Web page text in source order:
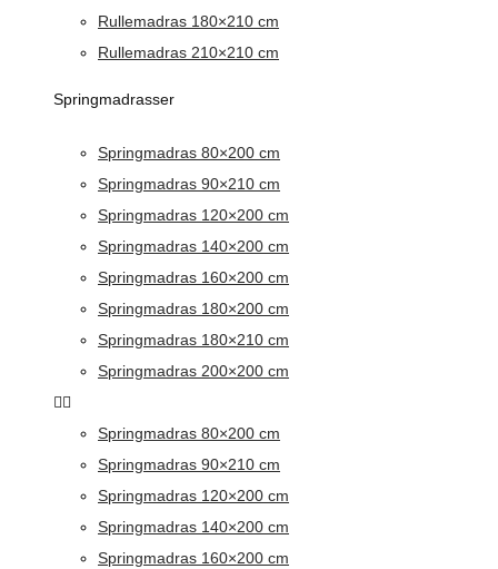
Rullemadras 180×210 cm
Rullemadras 210×210 cm
Springmadrasser
Springmadras 80×200 cm
Springmadras 90×210 cm
Springmadras 120×200 cm
Springmadras 140×200 cm
Springmadras 160×200 cm
Springmadras 180×200 cm
Springmadras 180×210 cm
Springmadras 200×200 cm
Springmadras 80×200 cm
Springmadras 90×210 cm
Springmadras 120×200 cm
Springmadras 140×200 cm
Springmadras 160×200 cm